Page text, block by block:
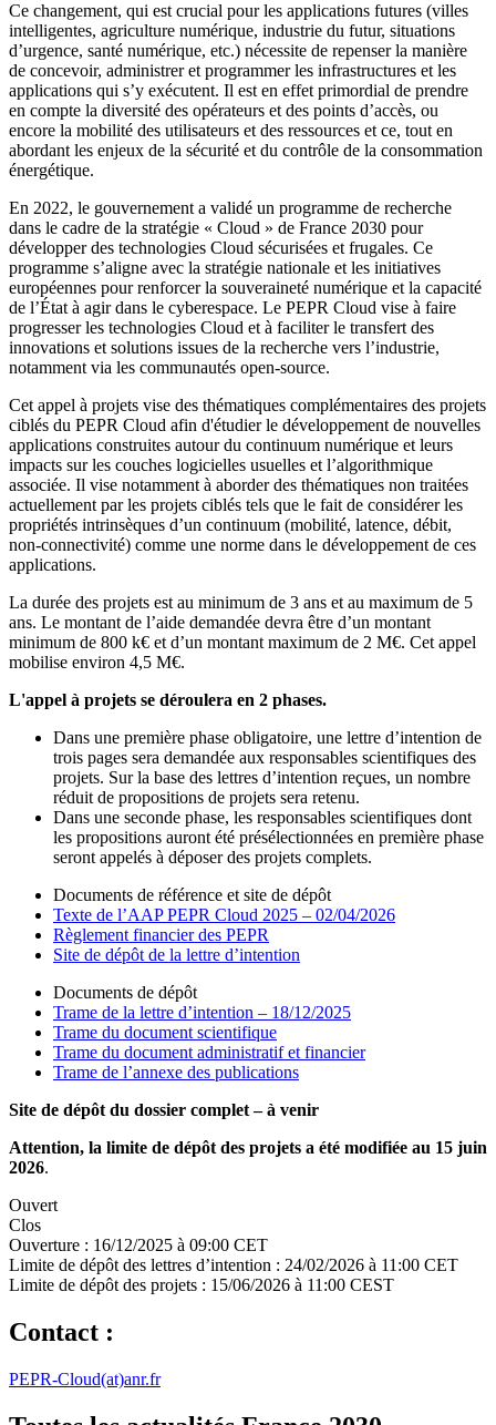
Ce changement, qui est crucial pour les applications futures (villes
intelligentes, agriculture numérique, industrie du futur, situations
d’urgence, santé numérique, etc.) nécessite de repenser la manière
de concevoir, administrer et programmer les infrastructures et les
applications qui s’y exécutent. Il est en effet primordial de prendre
en compte la diversité des opérateurs et des points d’accès, ou
encore la mobilité des utilisateurs et des ressources et ce, tout en
abordant les enjeux de la sécurité et du contrôle de la consommation
énergétique.
En 2022, le gouvernement a validé un programme de recherche
dans le cadre de la stratégie « Cloud » de France 2030 pour
développer des technologies Cloud sécurisées et frugales. Ce
programme s’aligne avec la stratégie nationale et les initiatives
européennes pour renforcer la souveraineté numérique et la capacité
de l’État à agir dans le cyberespace. Le PEPR Cloud vise à faire
progresser les technologies Cloud et à faciliter le transfert des
innovations et solutions issues de la recherche vers l’industrie,
notamment via les communautés open-source.
Cet appel à projets vise des thématiques complémentaires des projets
ciblés du PEPR Cloud afin d'étudier le développement de nouvelles
applications construites autour du continuum numérique et leurs
impacts sur les couches logicielles usuelles et l’algorithmique
associée. Il vise notamment à aborder des thématiques non traitées
actuellement par les projets ciblés tels que le fait de considérer les
propriétés intrinsèques d’un continuum (mobilité, latence, débit,
non-connectivité) comme une norme dans le développement de ces
applications.
La durée des projets est au minimum de 3 ans et au maximum de 5
ans. Le montant de l’aide demandée devra être d’un montant
minimum de 800 k€ et d’un montant maximum de 2 M€. Cet appel
mobilise environ 4,5 M€.
L'appel à projets se déroulera en 2 phases.
Dans une première phase obligatoire, une lettre d’intention de
trois pages sera demandée aux responsables scientifiques des
projets. Sur la base des lettres d’intention reçues, un nombre
réduit de propositions de projets sera retenu.
Dans une seconde phase, les responsables scientifiques dont
les propositions auront été présélectionnées en première phase
seront appelés à déposer des projets complets.
Documents de référence et site de dépôt
Texte de l’AAP PEPR Cloud 2025 – 02/04/2026
Règlement financier des PEPR
Site de dépôt de la lettre d’intention
Documents de dépôt
Trame de la lettre d’intention – 18/12/2025
Trame du document scientifique
Trame du document administratif et financier
Trame de l’annexe des publications
Site de dépôt du dossier complet – à venir
Attention, la limite de dépôt des projets a été modifiée au 15 juin
2026.
Ouvert
Clos
Ouverture : 16/12/2025 à 09:00 CET
Limite de dépôt des lettres d’intention : 24/02/2026 à 11:00 CET
Limite de dépôt des projets : 15/06/2026 à 11:00 CEST
Contact :
PEPR-Cloud(at)anr.fr